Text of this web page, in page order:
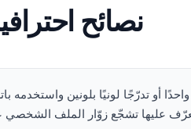
نصائح
أو تدرّجًا لونيًا بلونين
عليها تشجّع زوّار الملف